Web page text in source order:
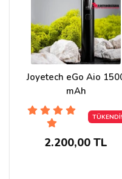
Cevap:Merhaba,
https://
coilleri kullanıyor
AHMET K***
Cihazın siparişini dün
Havale ile ödeme
Joyetech eGo Aio
mAh
TÜKENDİ!
2.200,00 TL